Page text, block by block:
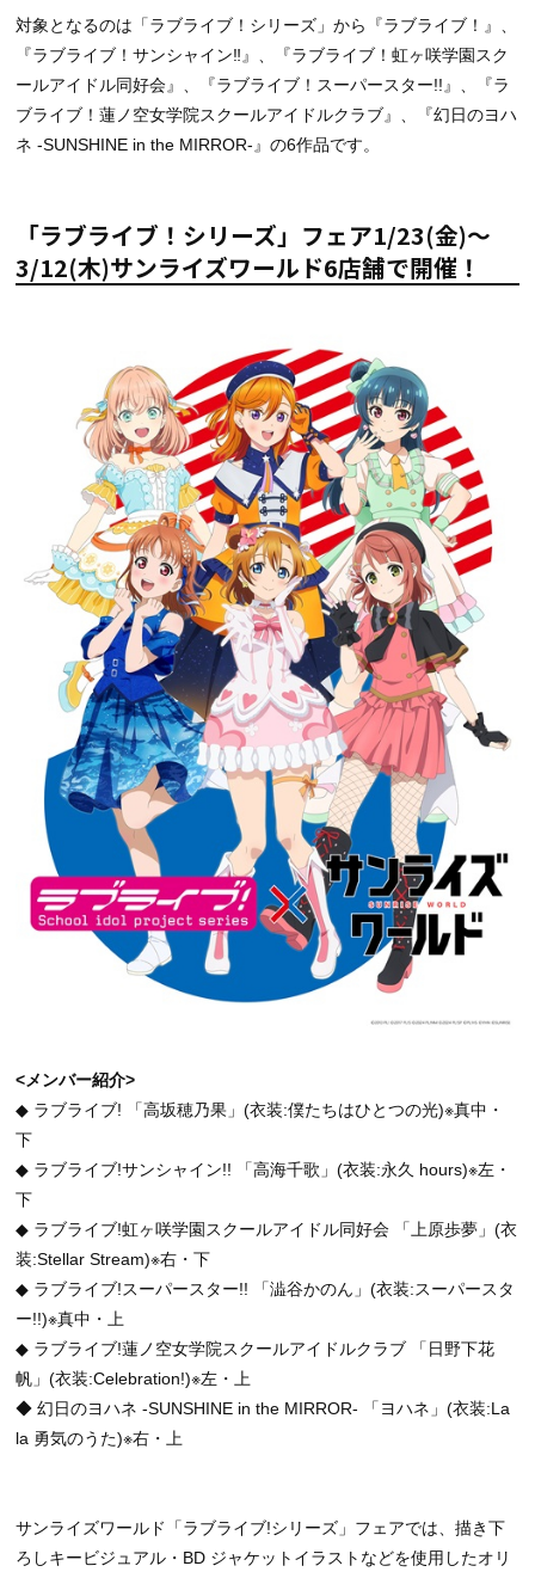
対象となるのは「ラブライブ！シリーズ」から『ラブライブ！』、
『ラブライブ！サンシャイン‼』、『ラブライブ！虹ヶ咲学園スク
ールアイドル同好会』、『ラブライブ！スーパースター!!』、『ラ
ブライブ！蓮ノ空女学院スクールアイドルクラブ』、『幻日のヨハ
ネ -SUNSHINE in the MIRROR-』の6作品です。
「ラブライブ！シリーズ」フェア1/23(金)～
3/12(木)サンライズワールド6店舗で開催！
<メンバー紹介>
◆ ラブライブ! 「高坂穂乃果」(衣装:僕たちはひとつの光)※真中・
下
◆ ラブライブ!サンシャイン!! 「高海千歌」(衣装:永久 hours)※左・
下
◆ ラブライブ!虹ヶ咲学園スクールアイドル同好会 「上原歩夢」(衣
装:Stellar Stream)※右・下
◆ ラブライブ!スーパースター!! 「澁谷かのん」(衣装:スーパースタ
ー!!)※真中・上
◆ ラブライブ!蓮ノ空女学院スクールアイドルクラブ 「日野下花
帆」(衣装:Celebration!)※左・上
◆ 幻日のヨハネ -SUNSHINE in the MIRROR- 「ヨハネ」(衣装:La
la 勇気のうた)※右・上
サンライズワールド「ラブライブ!シリーズ」フェアでは、描き下
ろしキービジュアル・BD ジャケットイラストなどを使用したオリ